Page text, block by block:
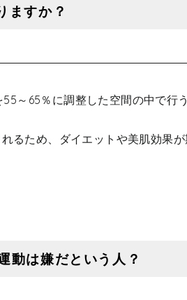
ますか？
～65％に調整した空間の中で行
るため、ダイエットや美肌効果が
動は嫌だという人？